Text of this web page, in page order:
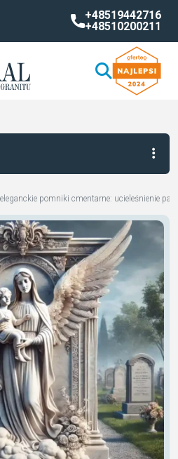
+48519442716
+48510200211
pomniki cmentarne: ucieleśnienie